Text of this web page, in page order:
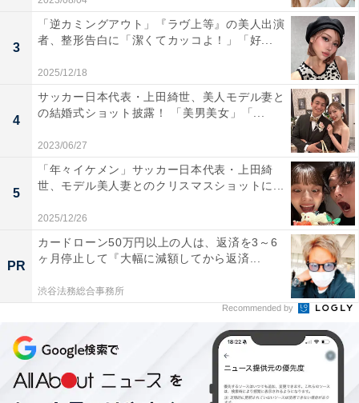
3
「逆カミングアウト」『ラヴ上等』の美人出演
者、整形告白に「潔くてカッコよ！」「好...
2025/12/18
4
サッカー日本代表・上田綺世、美人モデル妻と
の結婚式ショット披露！ 「美男美女」「...
2023/06/27
5
「年々イケメン」サッカー日本代表・上田綺
世、モデル美人妻とのクリスマスショットに...
2025/12/26
PR
カードローン50万円以上の人は、返済を3～6
ヶ月停止して『大幅に減額してから返済...
渋谷法務総合事務所
Recommended by